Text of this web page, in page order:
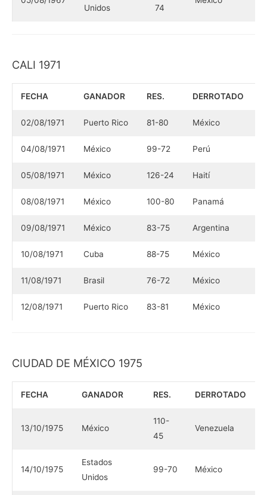
Unidos
74
CALI 1971
FECHA GANADOR RES. DERROTADO
02/08/1971 Puerto Rico 81-80 México
04/08/1971 México 99-72 Perú
05/08/1971 México 126-24 Haití
08/08/1971 México 100-80 Panamá
09/08/1971 México 83-75 Argentina
10/08/1971 Cuba 88-75 México
11/08/1971 Brasil 76-72 México
12/08/1971 Puerto Rico 83-81 México
CIUDAD DE MÉXICO 1975
FECHA GANADOR RES. DERROTADO
13/10/1975 México
110-
45
Venezuela
14/10/1975
Estados
Unidos
99-70 México